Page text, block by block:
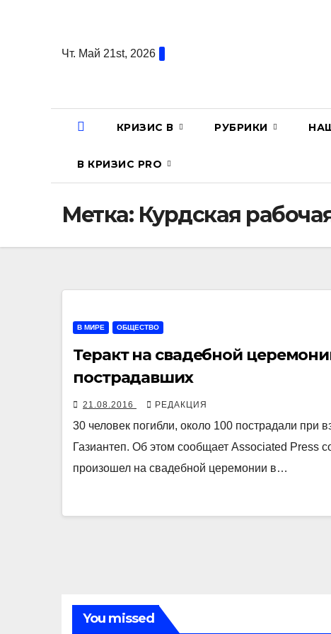
содержаниюЧт. Май 21st, 2026
КРИЗИС В РУБРИКИ
В КРИЗИС PRO
Метка: Курдская
В МИРЕ ОБЩЕСТВО
Теракт на свадебной
пострадавших
21.08.2016 РЕДАКЦИЯ
30 человек погибли, около 100 пострадали
Газиантеп. Об этом сообщает Associated Press
произошел на свадебной церемонии в…
You missed